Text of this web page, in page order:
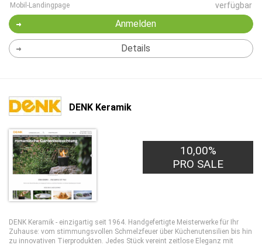
Mobil-Landingpage verfügbar
Anmelden
Details
DENK Keramik
10,00%
PRO SALE
DENK Keramik - einzigartig seit 1964. Handgefertigte Meisterwerke für Ihr
Zuhause: vom stimmungsvollen Schmelzfeuer über Küchenutensilien bis hin
zu innovativen Tierprodukten. Jedes Stück vereint zeitlose Eleganz mit